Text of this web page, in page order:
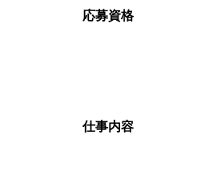
応募資格
仕事内容